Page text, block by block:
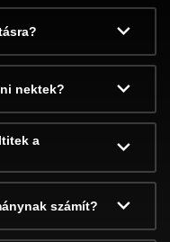
nektek?
a
számít?